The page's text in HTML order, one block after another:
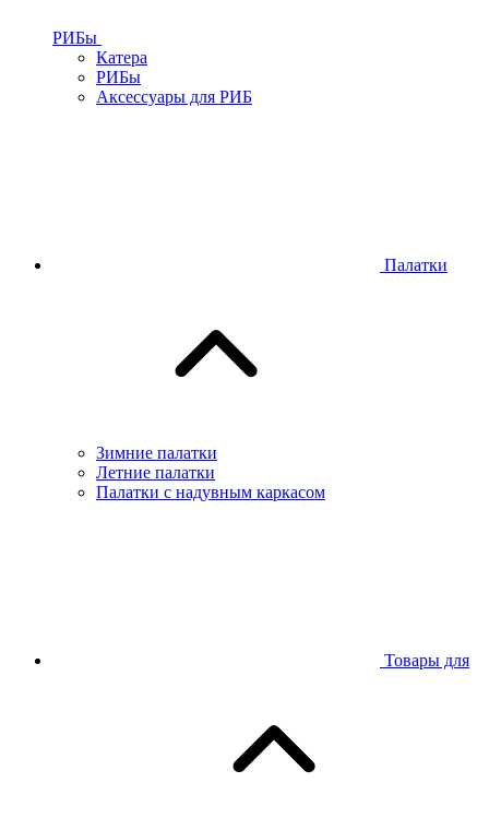
РИБы
Катера
РИБы
Аксессуары для РИБ
Палатки
Зимние палатки
Летние палатки
Палатки с надувным каркасом
Товары для